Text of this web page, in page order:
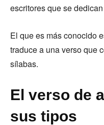
escritores que se
El que es más conocido
traduce a una verso que
sílabas.
El verso de
sus tipos